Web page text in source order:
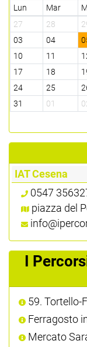
Lun
Mar
27
28
03
04
10
11
17
18
24
25
31
01
IAT Cesena
0547
piazza del
I
59. Tortello-
Ferragosto
Mercato